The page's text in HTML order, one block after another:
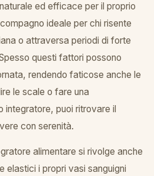
ed efficace per il proprio
ideale per chi risente
o attraversa periodi di forte
questi fattori possono
rendendo faticose anche le
le scale o fare una
integratore, puoi ritrovare il
con serenità.
alimentare si rivolge anche
elastici i propri vasi sanguigni